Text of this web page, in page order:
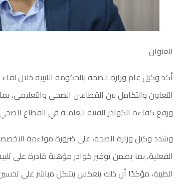
العنوان
أكد وكيل عام وزارة الصحة بالحكومة الليبية خلال
التعاون والتكامل بين القطاعين الصحي والتعليمي،
ورفع كفاءة الكوادر الفنية العاملة في القطاع
وشدد وكيل وزارة الصحة، على ضرورة مواءمة
الفعلية، بما يضمن توفير كوادر مؤهلة قادرة على
الطبية، مؤكدًا أن ذلك ينعكس بشكل مباشر على